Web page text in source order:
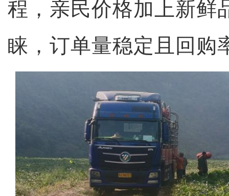
程，亲民价格加上新鲜
睐，订单量稳定且回购